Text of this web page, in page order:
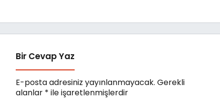
Bir Cevap Yaz
E-posta adresiniz yayınlanmayacak. Gerekli
alanlar * ile işaretlenmişlerdir